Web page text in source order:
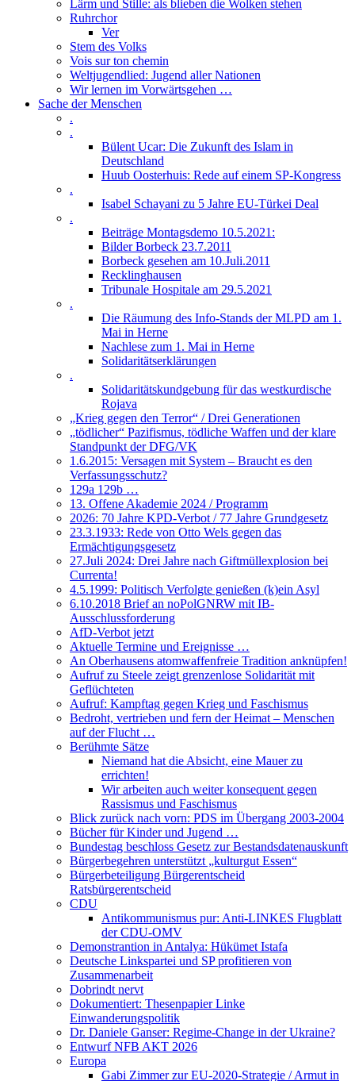
Lärm und Stille: als blieben die Wolken stehen
Ruhrchor
Ver
Stem des Volks
Vois sur ton chemin
Weltjugendlied: Jugend aller Nationen
Wir lernen im Vorwärtsgehen …
Sache der Menschen
.
.
Bülent Ucar: Die Zukunft des Islam in
Deutschland
Huub Oosterhuis: Rede auf einem SP-Kongress
.
Isabel Schayani zu 5 Jahre EU-Türkei Deal
.
Beiträge Montagsdemo 10.5.2021:
Bilder Borbeck 23.7.2011
Borbeck gesehen am 10.Juli.2011
Recklinghausen
Tribunale Hospitale am 29.5.2021
.
Die Räumung des Info-Stands der MLPD am 1.
Mai in Herne
Nachlese zum 1. Mai in Herne
Solidaritätserklärungen
.
Solidaritätskundgebung für das westkurdische
Rojava
„Krieg gegen den Terror“ / Drei Generationen
„tödlicher“ Pazifismus, tödliche Waffen und der klare
Standpunkt der DFG/VK
1.6.2015: Versagen mit System – Braucht es den
Verfassungsschutz?
129a 129b …
13. Offene Akademie 2024 / Programm
2026: 70 Jahre KPD-Verbot / 77 Jahre Grundgesetz
23.3.1933: Rede von Otto Wels gegen das
Ermächtigungsgesetz
27.Juli 2024: Drei Jahre nach Giftmüllexplosion bei
Currenta!
4.5.1999: Politisch Verfolgte genießen (k)ein Asyl
6.10.2018 Brief an noPolGNRW mit IB-
Ausschlussforderung
AfD-Verbot jetzt
Aktuelle Termine und Ereignisse …
An Oberhausens atomwaffenfreie Tradition anknüpfen!
Aufruf zu Steele zeigt grenzenlose Solidarität mit
Geflüchteten
Aufruf: Kampftag gegen Krieg und Faschismus
Bedroht, vertrieben und fern der Heimat – Menschen
auf der Flucht …
Berühmte Sätze
Niemand hat die Absicht, eine Mauer zu
errichten!
Wir arbeiten auch weiter konsequent gegen
Rassismus und Faschismus
Blick zurück nach vorn: PDS im Übergang 2003-2004
Bücher für Kinder und Jugend …
Bundestag beschloss Gesetz zur Bestandsdatenauskunft
Bürgerbegehren unterstützt „kulturgut Essen“
Bürgerbeteiligung Bürgerentscheid
Ratsbürgerentscheid
CDU
Antikommunismus pur: Anti-LINKES Flugblatt
der CDU-OMV
Demonstrantion in Antalya: Hükümet Istafa
Deutsche Linkspartei und SP profitieren von
Zusammenarbeit
Dobrindt nervt
Dokumentiert: Thesenpapier Linke
Einwanderungspolitik
Dr. Daniele Ganser: Regime-Change in der Ukraine?
Entwurf NFB AKT 2026
Europa
Gabi Zimmer zur EU-2020-Strategie / Armut in